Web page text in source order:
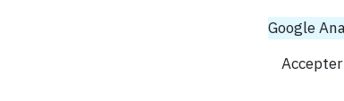
Google
Accepter